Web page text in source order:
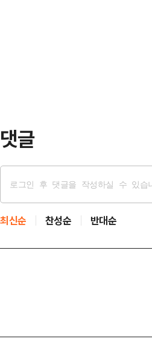
댓글
최신순 찬성순 반대순